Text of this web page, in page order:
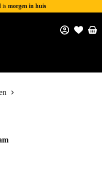
is morgen in huis